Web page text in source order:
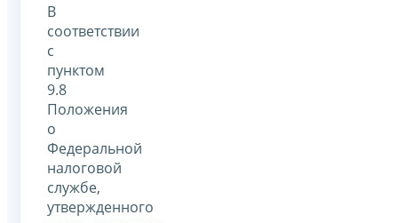
В
соответствии
с
пунктом
9.8
Положения
о
Федеральной
налоговой
службе,
утвержденного